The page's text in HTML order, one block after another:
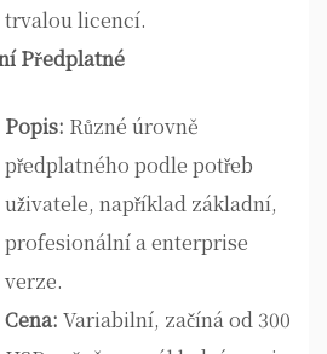
trvalou licencí.
Předplatné
Popis: Různé úrovně
předplatného podle potřeb
uživatele, například základní,
profesionální a enterprise
verze.
Cena: Variabilní, začíná od 300